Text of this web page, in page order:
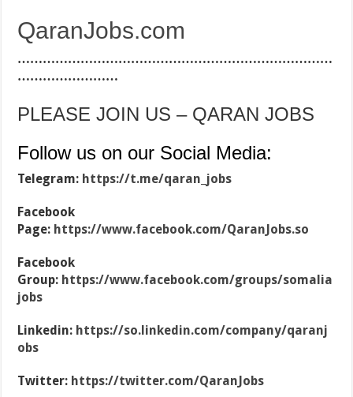
QaranJobs.com
…………………………………………………………………
……………………
PLEASE JOIN US – QARAN JOBS
Follow us on our Social Media:
Telegram: https://t.me/qaran_jobs
Facebook
Page: https://www.facebook.com/QaranJobs.so
Facebook
Group: https://www.facebook.com/groups/somalia
jobs
Linkedin: https://so.linkedin.com/company/qaranj
obs
Twitter: https://twitter.com/QaranJobs